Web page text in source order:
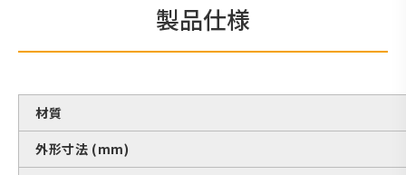
製品仕様
材質
外形寸法 (mm)